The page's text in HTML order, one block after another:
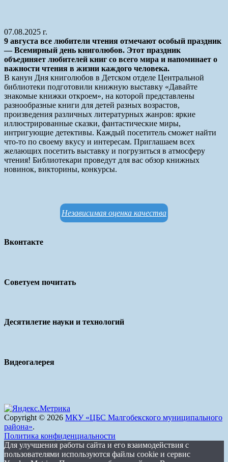
07.08.2025 г.
9 августа все любители чтения отмечают особый праздник
— Всемирный день книголюбов. Этот праздник
объединяет любителей книг со всего мира и напоминает о
важности чтения в жизни каждого человека.
В канун Дня книголюбов в Детском отделе Центральной
библиотеки подготовили книжную выставку «Давайте
знакомые книжки откроем», на которой представлены
разнообразные книги для детей разных возрастов,
произведения различных литературных жанров: яркие
иллюстрированные сказки, фантастические миры,
интригующие детективы. Каждый посетитель сможет найти
что-то по своему вкусу и интересам. Приглашаем всех
желающих посетить выставку и погрузиться в атмосферу
чтения! Библиотекари проведут для вас обзор книжных
новинок, викторины, конкурсы.
Независимая оценка качества
Вконтакте
Советуем почитать
Десятилетие науки и технологий
Видеогалерея
Copyright © 2026 МКУ «ЦБС Малгобекского муниципального
района».
Политика конфиденциальности
Для улучшения работы сайта и его взаимодействия с
пользователями используются файлы cookie и сервис